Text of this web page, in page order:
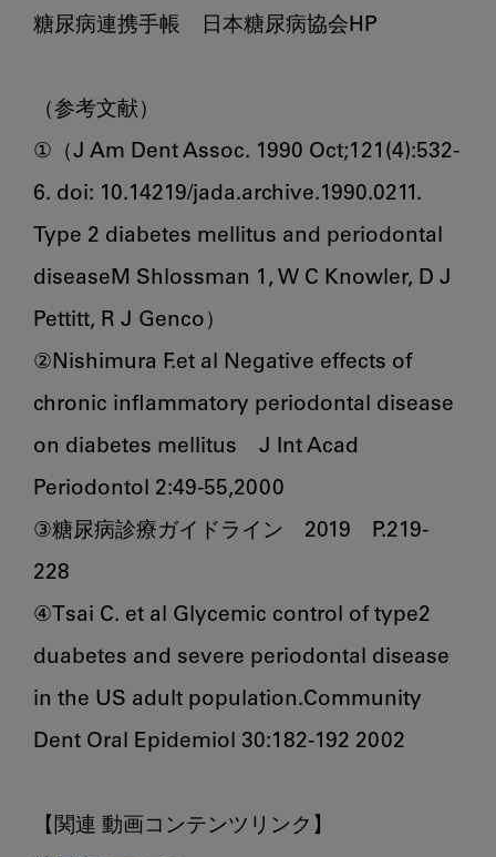
糖尿病連携手帳　日本糖尿病協会HP
（参考文献）
①（J Am Dent Assoc. 1990 Oct;121(4):532-
6. doi: 10.14219/jada.archive.1990.0211.
Type 2 diabetes mellitus and periodontal
diseaseM Shlossman 1, W C Knowler, D J
Pettitt, R J Genco）
②Nishimura F.et al Negative effects of
chronic inflammatory periodontal disease
on diabetes mellitus    J Int Acad
Periodontol 2:49-55,2000
③糖尿病診療ガイドライン　2019　P.219-
228
④Tsai C. et al Glycemic control of type2
duabetes and severe periodontal disease
in the US adult population.Community
Dent Oral Epidemiol 30:182-192 2002